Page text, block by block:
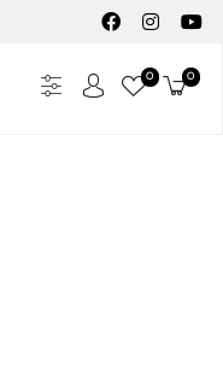
FACEBOOK
Meus
0 0